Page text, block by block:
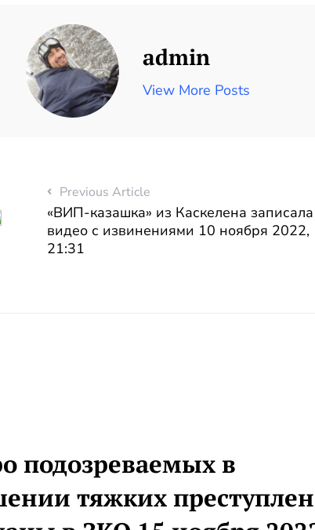
admin
View More Posts
Previous Article
«ВИП-казашка» из Каскелена записала
видео с извинениями 10 ноября 2022,
21:31
подозреваемых в
тяжких